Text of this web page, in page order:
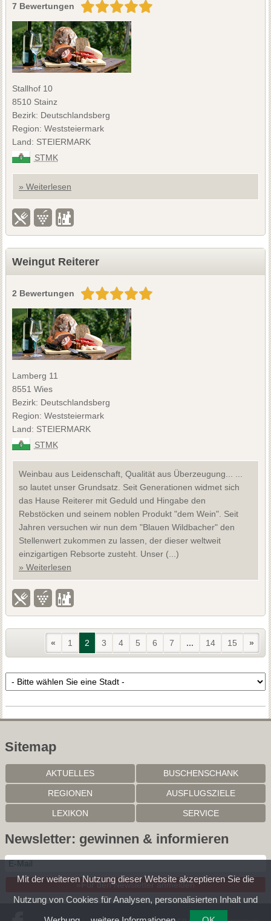
7 Bewertungen
Stallhof 10
8510 Stainz
Bezirk: Deutschlandsberg
Region: Weststeiermark
Land: STEIERMARK
STMK
» Weiterlesen
Weingut Reiterer
2 Bewertungen
Lamberg 11
8551 Wies
Bezirk: Deutschlandsberg
Region: Weststeiermark
Land: STEIERMARK
STMK
Weinbau aus Leidenschaft, Qualität aus Überzeugung... ...
so lautet unser Grundsatz. Seit Generationen widmet sich
das Hause Reiterer mit Geduld und Hingabe den
Rebstöcken und seinem noblen Produkt "dem Wein". Seit
Jahren versuchen wir nun dem "Blauen Wildbacher" den
Stellenwert zukommen zu lassen, der dieser weltweit
einzigartigen Rebsorte zusteht. Unser (...)
» Weiterlesen
« 1 2 3 4 5 6 7 ... 14 15 »
Sitemap
AKTUELLES BUSCHENSCHANK
REGIONEN AUSFLUGSZIELE
LEXIKON SERVICE
Newsletter: gewinnen & informieren
»Für den Newsletter anmelden
Mit der weiteren Nutzung dieser Website akzeptieren Sie die
Nutzung von Cookies für Analysen, personalisierten Inhalt und